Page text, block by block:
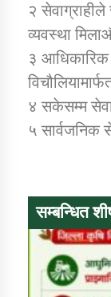
२
व्यवस्था
३ आधिकारिक
४ सकेसम्म
५ सार्वजनिक
सम्बन्धित